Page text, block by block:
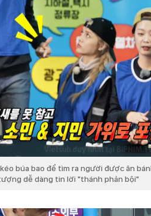
búa bao để tìm ra người được ăn
dễ dàng tin lời "thánh phản bội"